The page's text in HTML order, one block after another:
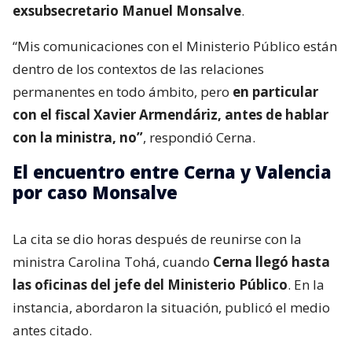
exsubsecretario Manuel Monsalve.
“Mis comunicaciones con el Ministerio Público están
dentro de los contextos de las relaciones
permanentes en todo ámbito, pero en particular
con el fiscal Xavier Armendáriz, antes de hablar
con la ministra, no”, respondió Cerna.
El encuentro entre Cerna y Valencia
por caso Monsalve
La cita se dio horas después de reunirse con la
ministra Carolina Tohá, cuando Cerna llegó hasta
las oficinas del jefe del Ministerio Público. En la
instancia, abordaron la situación, publicó el medio
antes citado.